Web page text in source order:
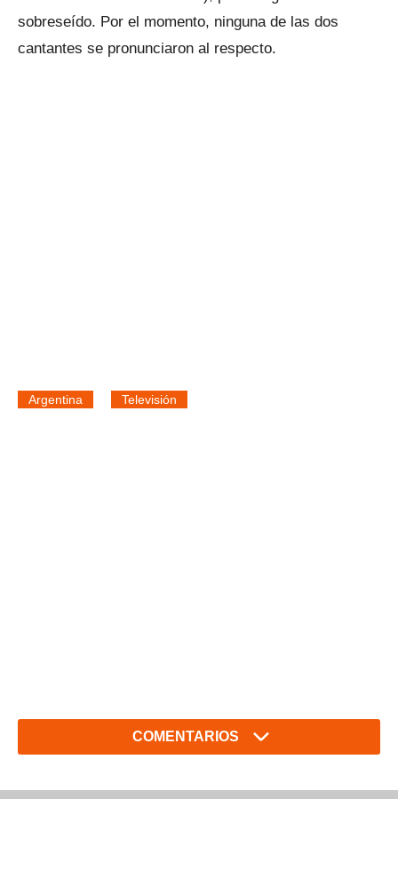
sobreseído. Por el momento, ninguna de las dos
cantantes se pronunciaron al respecto.
Argentina Televisión
COMENTARIOS